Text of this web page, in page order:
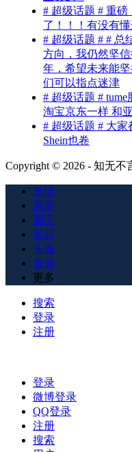
# 超级话题 # 重
了！！！有没有
# 超级话题 # # 总
方向，我仍然坚
年，希望未来能
们可以指点迷津
# 超级话题 #
淘宝京东一样 和
# 超级话题 # 大
Shein也卷
Copyright © 2026 - 知无不
发现
悬赏
圈子
发起
头条
资源
更多
搜索
登录
注册
登录
微博登录
QQ登录
注册
搜索